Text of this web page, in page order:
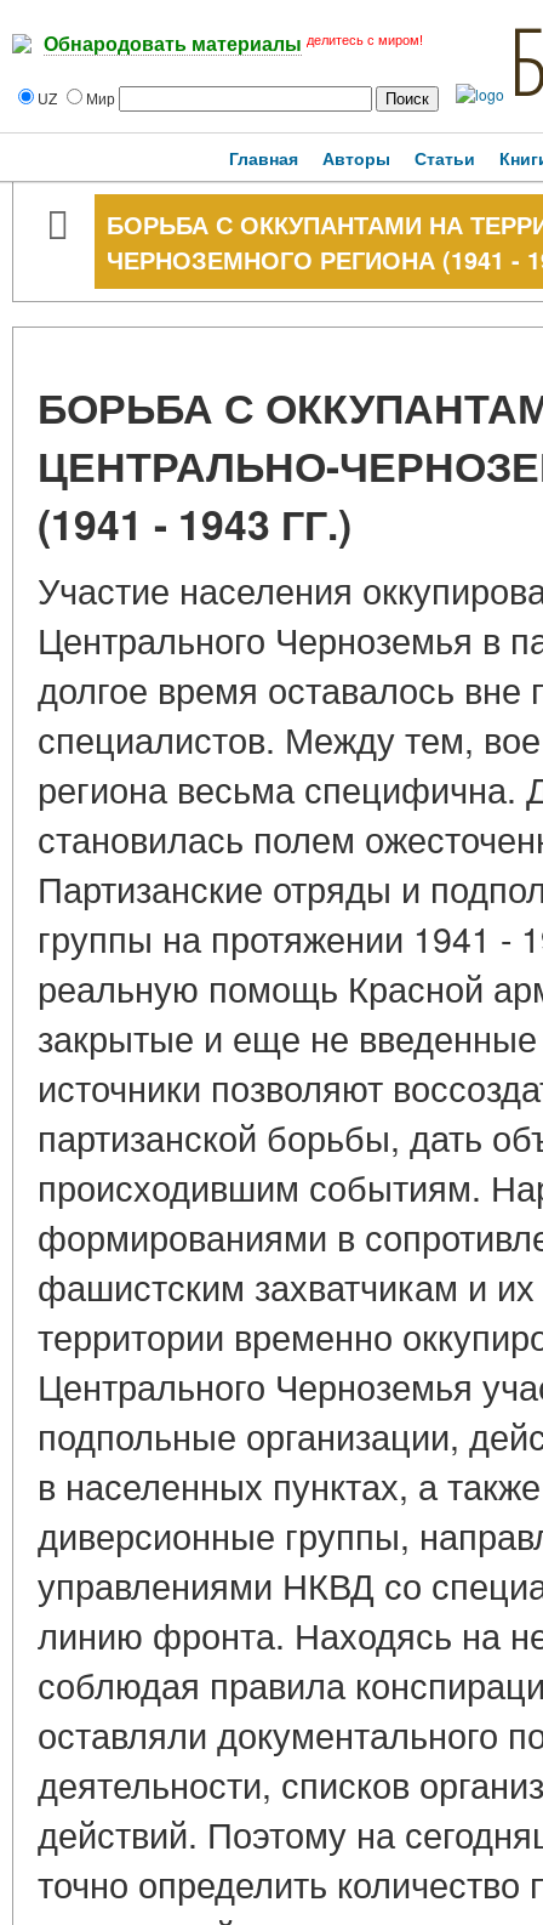
Обнародовать материалы делитесь с миром!
UZ Мир
Главная Авторы Статьи
БОРЬБА С ОККУПАНТАМИ НА
ЧЕРНОЗЕМНОГО РЕГИОНА (1941 -
БОРЬБА С
ЦЕНТРАЛЬНО-
(1941 - 1943 ГГ.)
Участие населения
Центрального Черноземья в
долгое время оставалось вне
специалистов. Между тем,
региона весьма специфична.
становилась полем
Партизанские отряды и
группы на протяжении 1941 -
реальную помощь Красной
закрытые и еще не
источники позволяют
партизанской борьбы, дать
происходившим событиям.
формированиями в
фашистским захватчикам и
территории временно
Центрального Черноземья
подпольные организации,
в населенных пунктах, а
диверсионные группы,
управлениями НКВД со
линию фронта. Находясь на
соблюдая правила
оставляли документального
деятельности, списков
действий. Поэтому на
точно определить